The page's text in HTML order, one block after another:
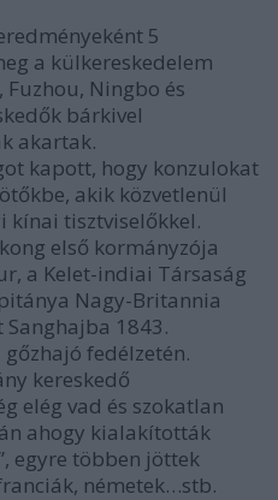
5
a külkereskedelem
Fuzhou, Ningbo és
bárkivel
akartak.
kapott, hogy konzulokat
akik közvetlenül
kínai tisztviselőkkel.
első kormányzója
a Kelet-indiai Társaság
Nagy-Britannia
1843.
fedélzetén.
kereskedő
elég vad és szokatlan
ahogy kialakították
egyre többen jöttek
németek…stb.